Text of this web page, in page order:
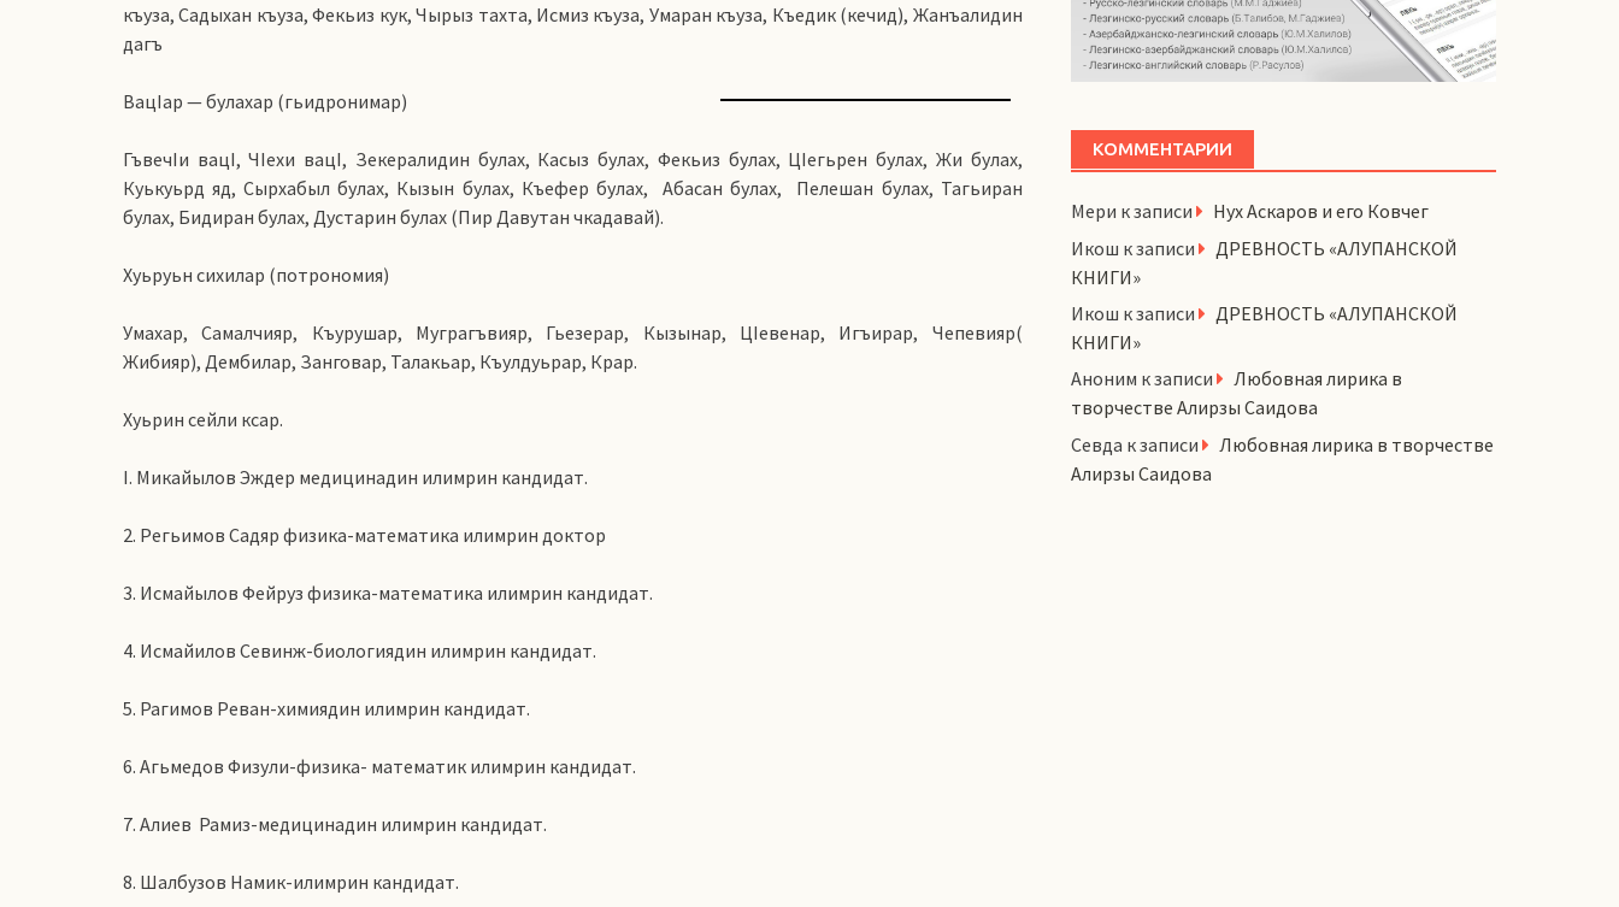
къуза, Садыхан къуза, Фекьиз кук, Чырыз тахта, Исмиз къуза, Умаран къуза, Къедик (кечид), Жанъалидин
дагъ
ВацIар — булахар (гьидронимар)
ГъвечIи вацI, ЧIехи вацI, Зекералидин булах, Касыз булах, Фекьиз булах, ЦIегьрен булах, Жи булах,
Куькуьрд яд, Сырхабыл булах, Кызын булах, Къефер булах, Абасан булах, Пелешан булах, Тагьиран
булах, Бидиран булах, Дустарин булах (Пир Давутан чкадавай).
Хуьруьн сихилар (потрономия)
Умахар, Самалчияр, Къурушар, Муграгъвияр, Гьезерар, Кызынар, ЦIевенар, Игъирар, Чепевияр(
Жибияр), Дембилар, Занговар, Талакьар, Къулдуьрар, Крар.
Хуьрин сейли ксар.
I. Микайылов Эждер медицинадин илимрин кандидат.
2. Регьимов Садяр физика-математика илимрин доктор
3. Исмайылов Фейруз физика-математика илимрин кандидат.
4. Исмайилов Севинж-биологиядин илимрин кандидат.
5. Рагимов Реван-химиядин илимрин кандидат.
6. Агьмедов Физули-физика- математик илимрин кандидат.
7. Алиев Рамиз-медицинадин илимрин кандидат.
8. Шалбузов Намик-илимрин кандидат.
КОММЕНТАРИИ
Мери к записи
Нух Аскаров и его Ковчег
Икош к записи
ДРЕВНОСТЬ «АЛУПАНСКОЙ
КНИГИ»
Икош к записи
ДРЕВНОСТЬ «АЛУПАНСКОЙ
КНИГИ»
Аноним к записи
Любовная лирика в
творчестве Алирзы Саидова
Севда к записи
Любовная лирика в творчестве
Алирзы Саидова